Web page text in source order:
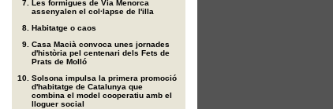
Les formigues de Via Menorca
assenyalen el col·lapse de l'illa
Habitatge o caos
Casa Macià convoca unes jornades
d'història pel centenari dels Fets de
Prats de Molló
Solsona impulsa la primera promoció
d'habitatge de Catalunya que
combina el model cooperatiu amb el
lloguer social